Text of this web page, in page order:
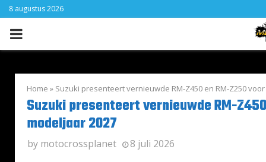
8 augustus 2026
PRIMARY
Home » Suzuki presenteert vernieuwde RM-Z450 en RM-Z250
Suzuki presenteert vernieuwde RM-
modeljaar 2027
by motocrossplanet 8 juli 2026